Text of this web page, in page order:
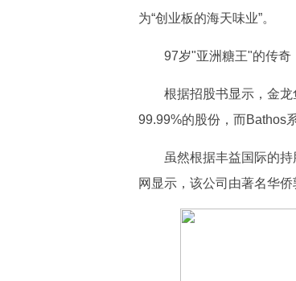
为“创业板的海天味业”。
97岁"亚洲糖王"的传奇
根据招股书显示，金
99.99%的股份，而Bathos
虽然根据丰益国际的
网显示，该公司由著名华